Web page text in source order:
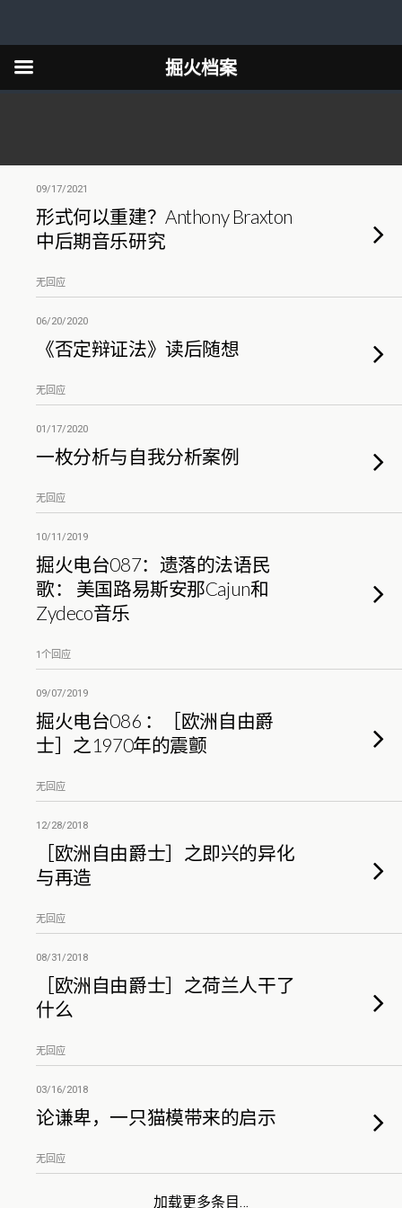
09/17/2021
形式何以重建？Anthony Braxton
中后期音乐研究
无回应
06/20/2020
《否定辩证法》读后随想
无回应
01/17/2020
一枚分析与自我分析案例
无回应
10/11/2019
掘火电台087：遗落的法语民
歌： 美国路易斯安那Cajun和
Zydeco音乐
1个回应
09/07/2019
掘火电台086 ：［欧洲自由爵
士］之1970年的震颤
无回应
12/28/2018
［欧洲自由爵士］之即兴的异化
与再造
无回应
08/31/2018
［欧洲自由爵士］之荷兰人干了
什么
无回应
03/16/2018
论谦卑，一只猫模带来的启示
无回应
加载更多条目…
掘火档案